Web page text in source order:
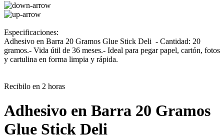
Especificaciones:
Adhesivo en Barra 20 Gramos Glue Stick Deli - Cantidad: 20
gramos.- Vida útil de 36 meses.- Ideal para pegar papel, cartón, fotos
y cartulina en forma limpia y rápida.
Recibilo en 2 horas
Adhesivo en Barra 20 Gramos
Glue Stick Deli